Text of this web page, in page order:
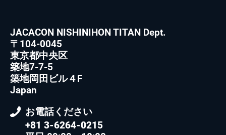
JACACON NISHINIHON TITAN Dept.
〒104-0045
東京都中央区
築地7-7-5
築地岡田ビル４F
Japan
お電話ください
+81 3-6264-0215